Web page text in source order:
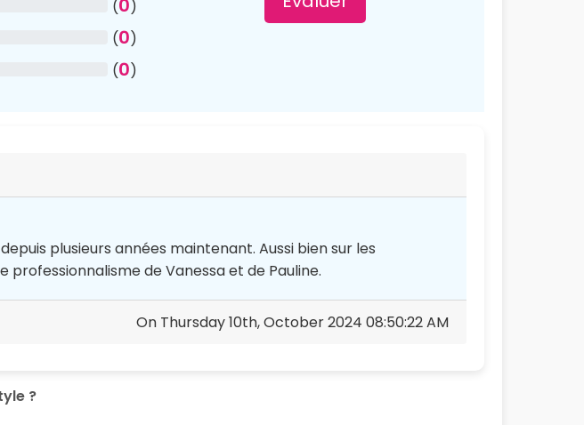
(0)
(0)
(0)
plusieurs années maintenant. Aussi bien sur les
de Vanessa et de Pauline.
On Thursday 10th, October 2024 08:50:22 AM
?